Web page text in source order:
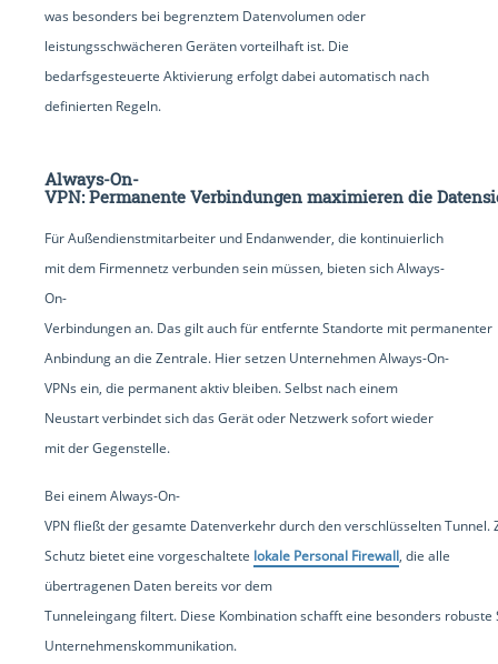
was besonders bei begrenztem Datenvolumen oder
leistungsschwächeren Geräten vorteilhaft ist. Die
bedarfsgesteuerte Aktivierung erfolgt dabei automatisch nach
definierten Regeln.
Always-On-
VPN: Permanente Verbindungen maximieren die
Für Außendienstmitarbeiter und Endanwender, die kontinuierlich
mit dem Firmennetz verbunden sein müssen, bieten sich Always-
On-
Verbindungen an. Das gilt auch für entfernte Standorte mit permanenter
Anbindung an die Zentrale. Hier setzen Unternehmen Always-On-
VPNs ein, die permanent aktiv bleiben. Selbst nach einem
Neustart verbindet sich das Gerät oder Netzwerk sofort wieder
mit der Gegenstelle.
Bei einem Always-On-
VPN fließt der gesamte Datenverkehr durch den verschlüsselten Tunnel.
Schutz bietet eine vorgeschaltete lokale Personal Firewall, die alle
übertragenen Daten bereits vor dem
Tunneleingang filtert. Diese Kombination schafft eine besonders
Unternehmenskommunikation.